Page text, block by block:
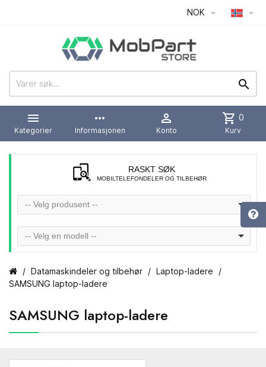
NOK  


Kategorier
more_horiz
Informasjonen

Konto
shopping_cart 0
Kurv
RASKT SØK
MOBILTELEFONDELER OG TILBEHØR
-- Velg produsent --
-- Velg en modell --
Datamaskindeler og tilbehør
Laptop-ladere
SAMSUNG laptop-ladere
SAMSUNG laptop-ladere